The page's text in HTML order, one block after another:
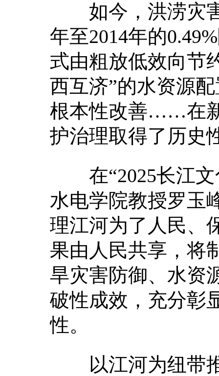
如今，洪涝灾害
年至2014年的
式由粗放低效向节
西互济”的水资源
根本性改善……在
护治理取得了历史
在“2025长江文
水电学院教授罗玉
理江河为了人民、
果由人民共享，将
旱灾害防御、水资
破性成效，充分彰
性。
以江河为纽带